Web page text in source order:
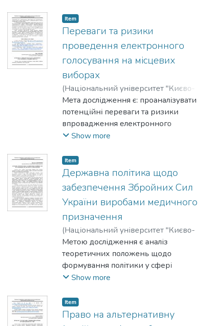
безбар'єрність у публічному просторі. У
фокусі – не технічне моделювання, а
політики. Методологічно дослідження
спирається на аналіз чинної
нормативної бази (Постанови № 537 і
№ 835, Національну стратегію зі
створення в Україні безбар'єрного
простору), успішні практики громад,
міжнародні приклади.
Item
Переваги та ризики
проведення електронного
голосування на місцевих
виборах
(Національний університет "Києво-
Могилянська академія",2025)Дишлюк,
Тарас
Мета дослідження є: проаналізувати
потенційні переваги та ризики
впровадження електронного
голосування на місцевому рівні в
для його ефективної реалізації в
умовах євроінтеграційних процесів.
Show more
Item
Державна політика щодо
забезпечення Збройних Сил
України виробами медичного
призначення
(Національний університет "Києво-
Могилянська академія",2025
Дмитришин, Ярослава
Метою дослідження є аналіз
теоретичних положень щодо
формування політики у сфері
забезпечення Збройних Сил України
визначення проблем у цій сфері та
розробка практичних рекомендацій
Show more
Item
Право на альтернативну